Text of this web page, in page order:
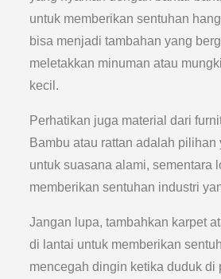
untuk memberikan sentuhan
bisa menjadi tambahan yang
meletakkan minuman atau
kecil.
Perhatikan juga material dari
Bambu atau rattan adalah pilihan
untuk suasana alami, sementara
memberikan sentuhan industri
Jangan lupa, tambahkan karpet
di lantai untuk memberikan
mencegah dingin ketika duduk di